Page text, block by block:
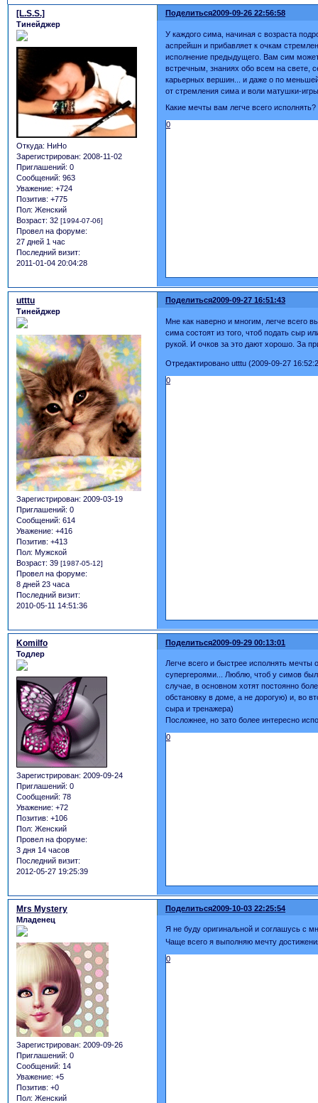
Поделиться2009-09-26 22:56:58
[L.S.S.]
Тинейджер
Откуда: НиНо
Зарегистрирован: 2008-11-02
Приглашений: 0
Сообщений: 963
Уважение: +724
Позитив: +775
Пол: Женский
Возраст: 32 [1994-07-06]
Провел на форуме:
27 дней 1 час
Последний визит:
2011-01-04 20:04:28
У каждого сима, начиная с возраста
аспрейшн и прибавляет к очкам
исполнение предыдущего. Вам сим
встречным, знаниях обо всем на свете,
карьерных вершин... и даже о по
от стремления сима и воли матушки-
Какие мечты вам легче всего
0
Поделиться2009-09-27 16:51:43
utttu
Тинейджер
Зарегистрирован: 2009-03-19
Приглашений: 0
Сообщений: 614
Уважение: +416
Позитив: +413
Пол: Мужской
Возраст: 39 [1987-05-12]
Провел на форуме:
8 дней 23 часа
Последний визит:
2010-05-11 14:51:36
Мне как наверно и многим, легче всего
сима состоят из того, чтоб подать сыр
рукой. И очков за это дают хорошо. За
Отредактировано utttu (2009-09-27
0
Поделиться2009-09-29 00:13:01
Komilfo
Тодлер
Зарегистрирован: 2009-09-24
Приглашений: 0
Сообщений: 78
Уважение: +72
Позитив: +106
Пол: Женский
Провел на форуме:
3 дня 14 часов
Последний визит:
2012-05-27 19:25:39
Легче всего и быстрее исполнять
супергероями... Люблю, чтоб у симов
случае, в основном хотят постоянно
обстановку в доме, а не дорогую) и, во
сыра и тренажера)
Посложнее, но зато более интересно
0
Поделиться2009-10-03 22:25:54
Mrs Mystery
Младенец
Зарегистрирован: 2009-09-26
Приглашений: 0
Сообщений: 14
Уважение: +5
Позитив: +0
Пол: Женский
Я не буду оригинальной и соглашусь с
Чаще всего я выполняю мечту
0